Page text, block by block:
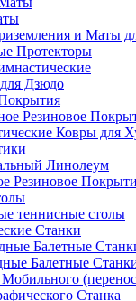
и Маты
Протекторы
Дзюдо
Резиновое
Ковры для
Линолеум
Резиновое
теннисные столы
Станки
Балетные
Балетные
Станка